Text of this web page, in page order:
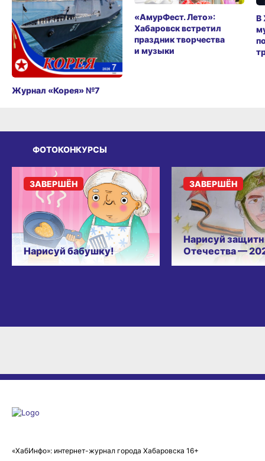
Журнал «Корея» №7
«АмурФест. Лето»:
Хабаровск встретил
праздник творчества
и музыки
В
ФОТОКОНКУРСЫ
Нарисуй бабушку!
ЗАВЕРШЁН
Нарисуй
Отечества —
ЗАВЕРШЁН
«ХабИнфо»: интернет-журнал города Хабаровска 16+